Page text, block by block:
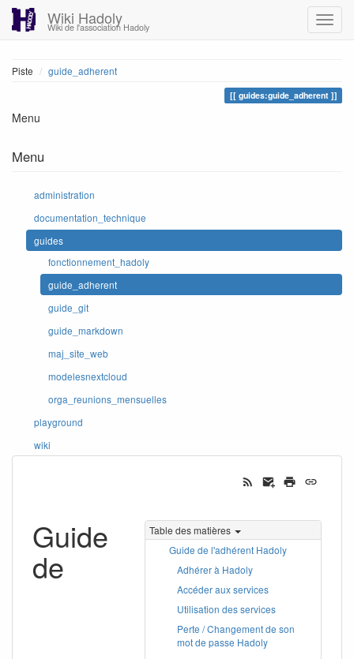
Wiki Hadoly
Wiki de l'association Hadoly
Piste guide_adherent
guides:guide_adherent
Menu
Menu
administration
documentation_technique
guides
fonctionnement_hadoly
guide_adherent
guide_git
guide_markdown
maj_site_web
modelesnextcloud
orga_reunions_mensuelles
playground
wiki
Table des matières
Guide de l'adhérent Hadoly
Adhérer à Hadoly
Accéder aux services
Utilisation des services
Perte / Changement de son
mot de passe Hadoly
Guide
de